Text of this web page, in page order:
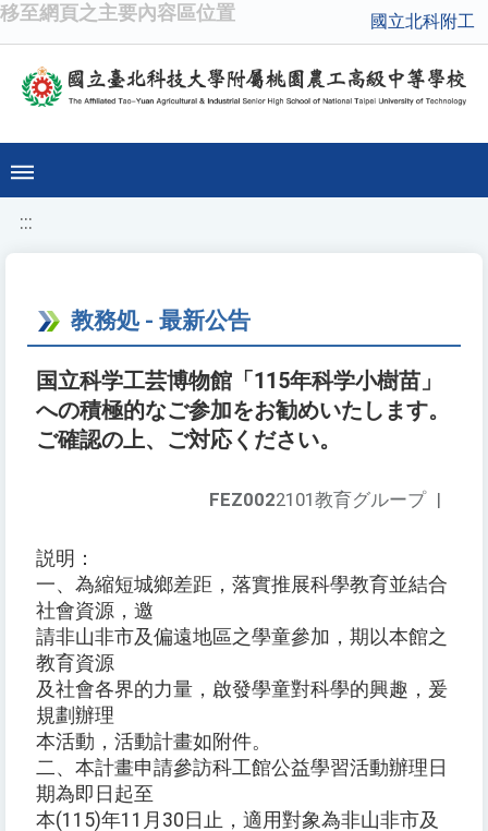
移至網頁之主要內容區位置 國立北科附工
:::
教務処 - 最新公告
国立科学工芸博物館「115年科学小樹苗」
への積極的なご参加をお勧めいたします。
ご確認の上、ご対応ください。
FEZ0022101教育グループ |
説明：
一、為縮短城鄉差距，落實推展科學教育並結合
社會資源，邀
請非山非市及偏遠地區之學童參加，期以本館之
教育資源
及社會各界的力量，啟發學童對科學的興趣，爰
規劃辦理
本活動，活動計畫如附件。
二、本計畫申請參訪科工館公益學習活動辦理日
期為即日起至
本(115)年11月30日止，適用對象為非山非市及